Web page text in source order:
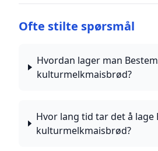
Ofte stilte spørsmål
Hvordan lager man
kulturmelkmaisbrød?
Hvor lang tid tar det å lage
kulturmelkmaisbrød?